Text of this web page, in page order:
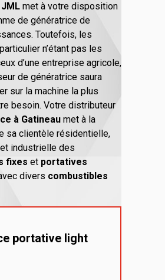
met à votre disposition
de génératrice de
Toutefois, les
n’étant pas les
d’une entreprise agricole,
de génératrice saura
sur la machine la plus
besoin. Votre distributeur
à Gatineau met à la
sa clientèle résidentielle,
industrielle des
fixes et portatives
divers combustibles
portative light